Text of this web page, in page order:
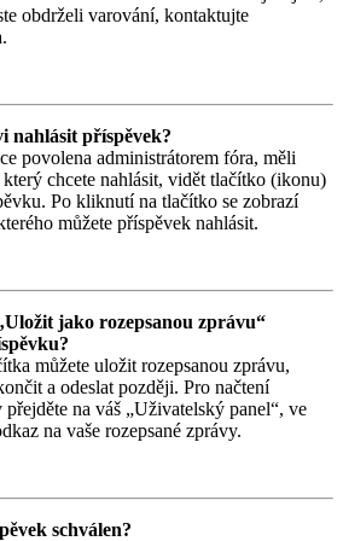
obdrželi varování, kontaktujte
nahlásit příspěvek?
povolena administrátorem fóra, měli
chcete nahlásit, vidět tlačítko (ikonu)
Po kliknutí na tlačítko se zobrazí
můžete příspěvek nahlásit.
jako rozepsanou zprávu“
můžete uložit rozepsanou zprávu,
a odeslat později. Pro načtení
přejděte na váš „Uživatelský panel“, ve
na vaše rozepsané zprávy.
schválen?